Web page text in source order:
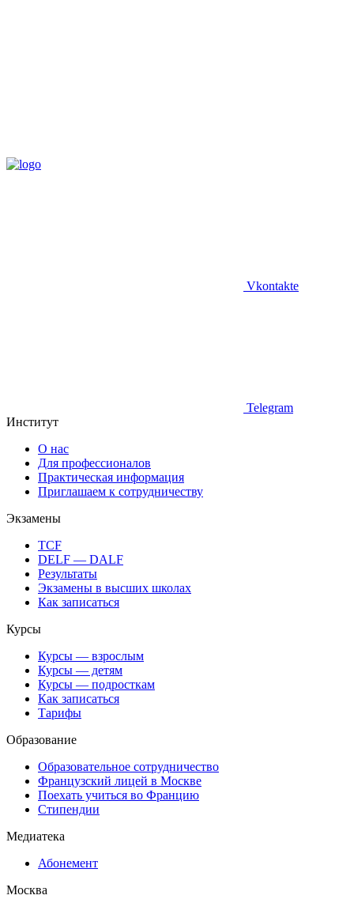
Vkontakte
Telegram
Институт
О нас
Для профессионалов
Практическая информация
Приглашаем к сотрудничеству
Экзамены
TCF
DELF — DALF
Результаты
Экзамены в высших школах
Как записаться
Курсы
Курсы — взрослым
Курсы — детям
Курсы — подросткам
Как записаться
Тарифы
Образование
Образовательное сотрудничество
Французский лицей в Москве
Поехать учиться во Францию
Стипендии
Медиатека
Абонемент
Москва